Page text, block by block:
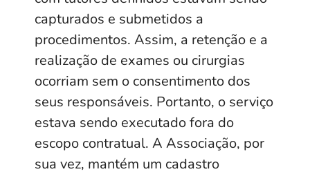
capturados e submetidos a
procedimentos. Assim, a retenção e a
realização de exames ou cirurgias
ocorriam sem o consentimento dos
seus responsáveis. Portanto, o serviço
estava sendo executado fora do
escopo contratual. A Associação, por
sua vez, mantém um cadastro